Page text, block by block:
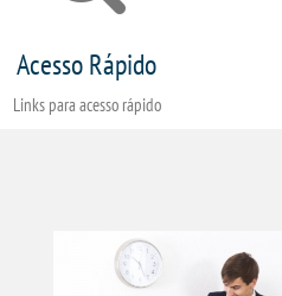
Acesso Rápido
Links para acesso rápido